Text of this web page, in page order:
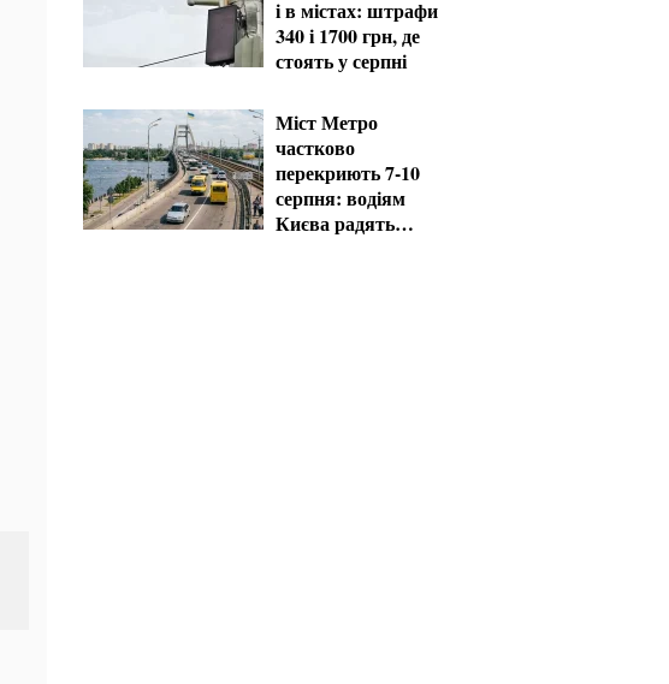
і в містах: штрафи
340 і 1700 грн, де
стоять у серпні
Міст Метро
частково
перекриють 7-10
серпня: водіям
Києва радять